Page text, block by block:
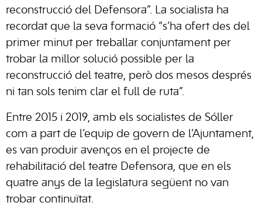
reconstrucció del Defensora”. La socialista ha
recordat que la seva formació “s’ha ofert des del
primer minut per treballar conjuntament per
trobar la millor solució possible per la
reconstrucció del teatre, però dos mesos després
ni tan sols tenim clar el full de ruta”.
Entre 2015 i 2019, amb els socialistes de Sóller
com a part de l’equip de govern de l’Ajuntament,
es van produir avenços en el projecte de
rehabilitació del teatre Defensora, que en els
quatre anys de la legislatura següent no van
trobar continuïtat.